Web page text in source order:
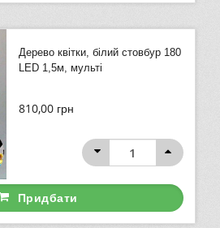
Дерево квітки, білий стовбур 180
LED 1,5м, мульті
810,00 грн
Придбати